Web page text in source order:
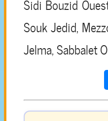
Sidi Bouzid
Souk Jedid,
Jelma, Sabbalet